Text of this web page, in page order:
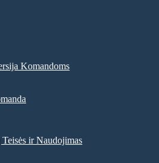
Komandoms
ir Naudojimas